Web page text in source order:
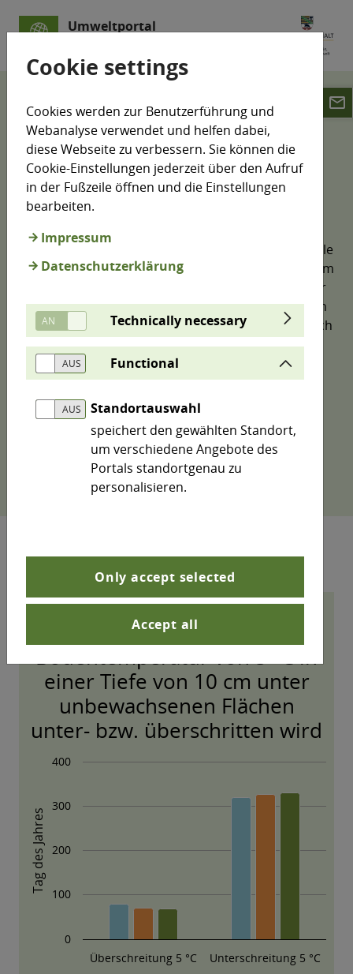
Umweltportal
Klimamonitoring
Klimawandelfolgen-Indikatoren
Boden
Bodentemperatur
Bodentemperatur (C1)
Die Bodentemperatur beeinflusst zahlreiche zentrale
Vegetations- und Stoffwechselprozesse im Boden. Im
Zuge des Klimawandels folgt sie der Lufttemperatur
zwar in ähnlicher Weise, jedoch mit einem zeitlichen
Versatz und einer je nach Bodentiefe unterschiedlich
ausgeprägten Dynamik. Der Indikator
macht sichtbar, wie sich die thermischen
Bedingungen im Boden im Vergleich langjähriger
Zeiträume verschieben.
Hinweis: Mittels Klick auf die Legendeneinträge
lassen sich im Diagramm einzelne Datenreihen
aus- bzw. wieder einschalten.
Cookie settings
Cookies werden zur Benutzerführung und
Webanalyse verwendet und helfen dabei,
diese Webseite zu verbessern. Sie können die
Cookie-Einstellungen jederzeit über den Aufruf
in der Fußzeile öffnen und die Einstellungen
bearbeiten.
Impressum
Datenschutzerklärung
Technically necessary
Functional
Standortauswahl
speichert den gewählten Standort,
um verschiedene Angebote des
Portals standortgenau zu
personalisieren.
Only accept selected
Accept all
email